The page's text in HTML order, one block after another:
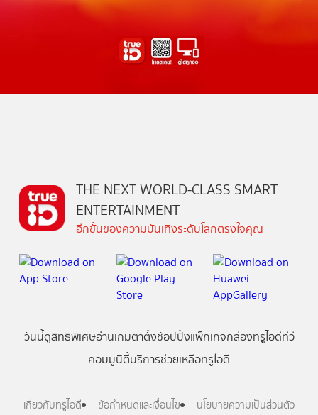
THE NEXT WORLD-CLASS SMART
ENTERTAINMENT
อีกขั้นของความบันเทิงระดับโลกตรงใจคุณ
วันนี้ดูสิทธิพิเศษอ่านเกมตาตั้งช้อปปิ้งแพ็กเกจกล่องทรูไอดีทีวี
คอมมูนิตี้บริการช่วยเหลือทรูไอดี
เกี่ยวกับทรูไอดี ข้อกำหนดและเงื่อนไข นโยบายความเป็นส่วนตัว